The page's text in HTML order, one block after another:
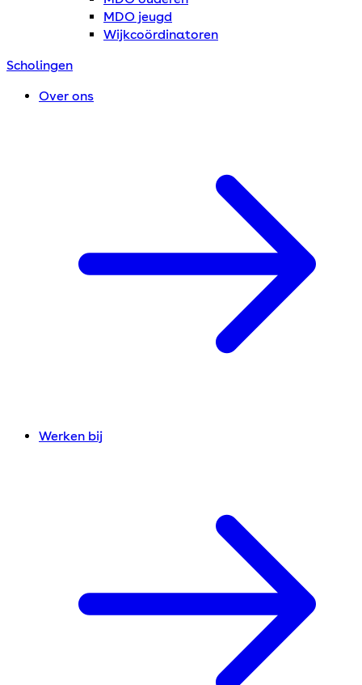
MDO jeugd
Wijkcoördinatoren
Scholingen
Over ons
Werken bij